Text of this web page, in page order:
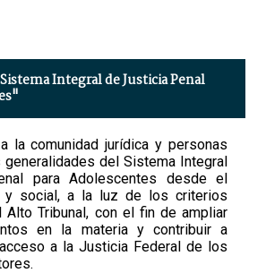
Integral de Justicia Penal
la comunidad jurídica y personas
generalidades del Sistema Integral
para Adolescentes desde el
y social, a la luz de los criterios
Tribunal, con el fin de ampliar
en la materia y contribuir a
a la Justicia Federal de los